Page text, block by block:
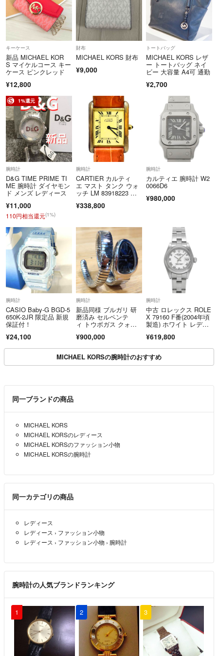
キーケース
新品 MICHAEL KOR
S マイケルコース キー
ケース ピンクレッド
¥12,800
財布
MICHAEL KORS 財布
¥9,000
トートバッグ
MICHAEL KORS レザ
ー トートバッグ ネイ
ビー 大容量 A4可 通勤
¥2,700
1%還元
腕時計
D&G TIME PRIME TI
ME 腕時計 ダイヤモン
ド メンズ レディース
¥11,000
110円相当還元(1%)
腕時計
CARTIER カルティ
エ マスト タンク ウォ
ッチ LM 83918223 腕
ツ アイボリー文字
¥338,800
腕時計
カルティエ 腕時計 W2
0066D6
¥980,000
腕時計
CASIO Baby-G BGD-5
650K-2JR 限定品 新規
保証付！
¥24,100
腕時計
新品同様 ブルガリ 研
磨済み セルペンテ
ィ トウボガス クォー
¥900,000
腕時計
中古 ロレックス ROLE
X 79160 F番(2004年頃
製造) ホワイト レディ
¥619,800
MICHAEL KORSの腕時計のおすすめ
同一ブランドの商品
MICHAEL KORS
MICHAEL KORSのレディース
MICHAEL KORSのファッション小物
MICHAEL KORSの腕時計
同一カテゴリの商品
レディース
レディース › ファッション小物
レディース › ファッション小物 › 腕時計
腕時計の人気ブランドランキング
1 2 3